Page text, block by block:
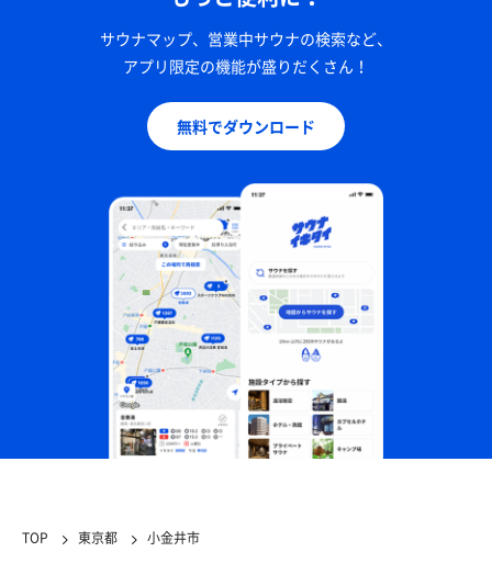
サウナマップ、営業中サウナの検索など、
アプリ限定の機能が盛りだくさん！
無料でダウンロード
TOP 東京都 小金井市